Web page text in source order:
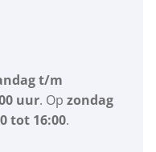
t/m
uur. Op zondag
tot 16:00.